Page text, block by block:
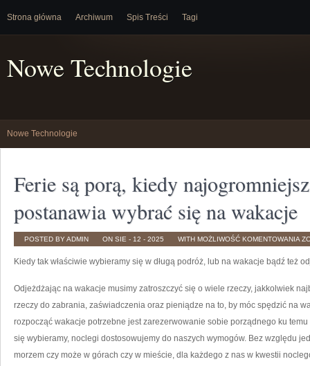
Strona główna Archiwum Spis Treści Tagi
Nowe Technologie
Nowe Technologie
Ferie są porą, kiedy
postanawia wybrać się na wakacje
POSTED BY ADMIN ON SIE - 12 - 2025 WITH MOŻLIWOŚĆ KOMENTOWANIA
SĄ
Kiedy tak właściwie wybieramy się w długą podróż, lub na wakacje bądź też
Odjeżdżając na wakacje musimy zatroszczyć się o wiele rzeczy, jakkolwiek
rzeczy do zabrania, zaświadczenia oraz pieniądze na to, by móc spędzić na
rozpocząć wakacje potrzebne jest zarezerwowanie sobie porządnego ku
się wybieramy, noclegi dostosowujemy do naszych wymogów. Bez względu
morzem czy może w górach czy w mieście, dla każdego z nas w kwestii